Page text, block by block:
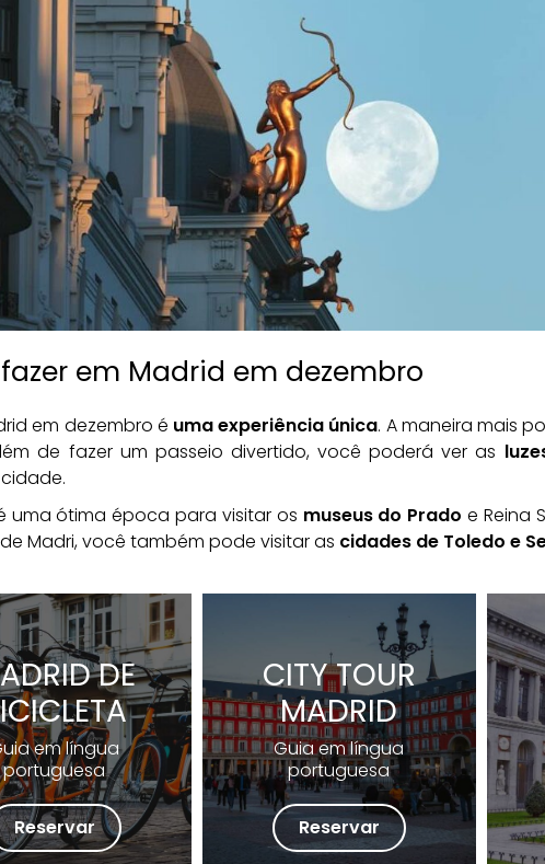
em Madrid em dezembro
em dezembro é uma experiência única. A maneira mais
de fazer um passeio divertido, você poderá ver as
uma ótima época para visitar os museus do Prado e Reina
Madri, você também pode visitar as cidades de Toledo e
DE
em língua
portuguesa
Reservar
CITY TOUR
MADRID
Guia em língua
portuguesa
Reservar